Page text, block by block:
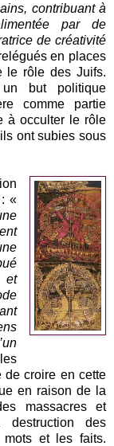
contribuant à
par de
de créativité
en places
le rôle des Juifs.
un but politique
comme partie
à occulter le rôle
ont subies sous
«
et
de croire en cette
en raison de la
massacres et
des
mots et les faits.